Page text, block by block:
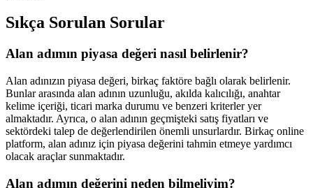
Sıkça Sorulan Sorular
Alan adımın piyasa değeri nasıl belirlenir?
Alan adınızın piyasa değeri, birkaç faktöre bağlı olarak belirlenir.
Bunlar arasında alan adının uzunluğu, akılda kalıcılığı, anahtar
kelime içeriği, ticari marka durumu ve benzeri kriterler yer
almaktadır. Ayrıca, o alan adının geçmişteki satış fiyatları ve
sektördeki talep de değerlendirilen önemli unsurlardır. Birkaç online
platform, alan adınız için piyasa değerini tahmin etmeye yardımcı
olacak araçlar sunmaktadır.
Alan adımın değerini neden bilmeliyim?